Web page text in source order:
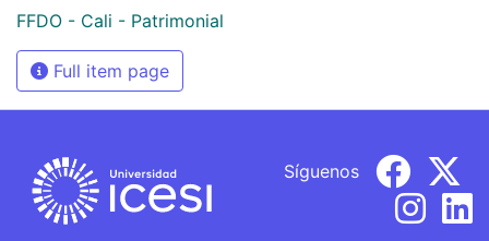
FFDO - Cali - Patrimonial
Full item page
Síguenos